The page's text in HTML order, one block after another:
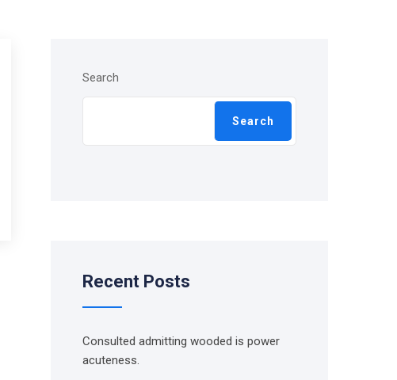
Search
Search
Recent Posts
Consulted admitting wooded is power
acuteness.